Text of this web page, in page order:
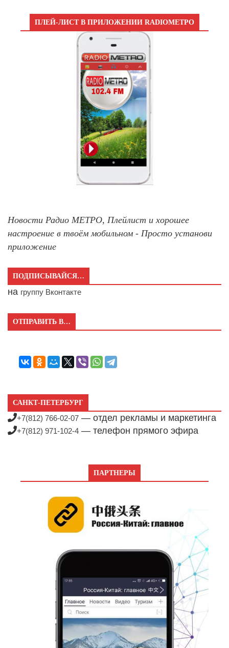
ПЛЕЙ-ЛИСТ В ПРИЛОЖЕНИИ RADIOМЕТРО
Новости Радио МЕТРО, Плейлист и хорошее
настроение в твоём мобильном - Просто установи
приложение
ПОДПИСЫВАЙСЯ…
на группу Вконтакте
ОТПРАВИТЬ В…
САНКТ-ПЕТЕРБУРГ
+7(812) 766-02-07 — отдел рекламы и маркетинга
+7(812) 971-102-4 — телефон прямого эфира
ПАРТНЕРЫ